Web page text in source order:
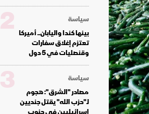
سياسة
بينها كندا واليابان.. أميركا
تعتزم إغلاق سفارات
وقنصليات في 5 دول
2
سياسة
مصادر "الشرق": هجوم
لـ"حزب الله" يقتل جنديين
3